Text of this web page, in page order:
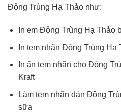
Đông Trùng Hạ Thảo như:
In em Đông Trùng Hạ Thảo
In tem nhãn Đông Trùng
In ấn tem nhãn cho Đông
Kraft
Làm tem nhãn dán Đông
sữa